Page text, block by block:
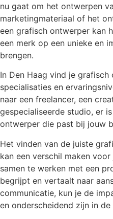
nu gaat om het ontwerpen
marketingmateriaal of het
een grafisch ontwerper kan
een merk op een unieke en
brengen.
In Den Haag vind je
specialisaties en
naar een freelancer, een
gespecialiseerde studio, er
ontwerper die past bij jouw
Het vinden van de juiste
kan een verschil maken
samen te werken met een
begrijpt en vertaalt naar
communicatie, kun je de
en onderscheidend zijn in de